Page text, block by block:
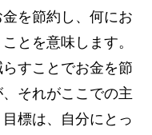
を節約し、何にお
とを意味します。
すことでお金を節
それがここでの主
標は、自分にとっ